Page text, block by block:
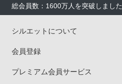
総会員数：1600万人を突破しました
シルエットについて
会員登録
プレミアム会員サービス